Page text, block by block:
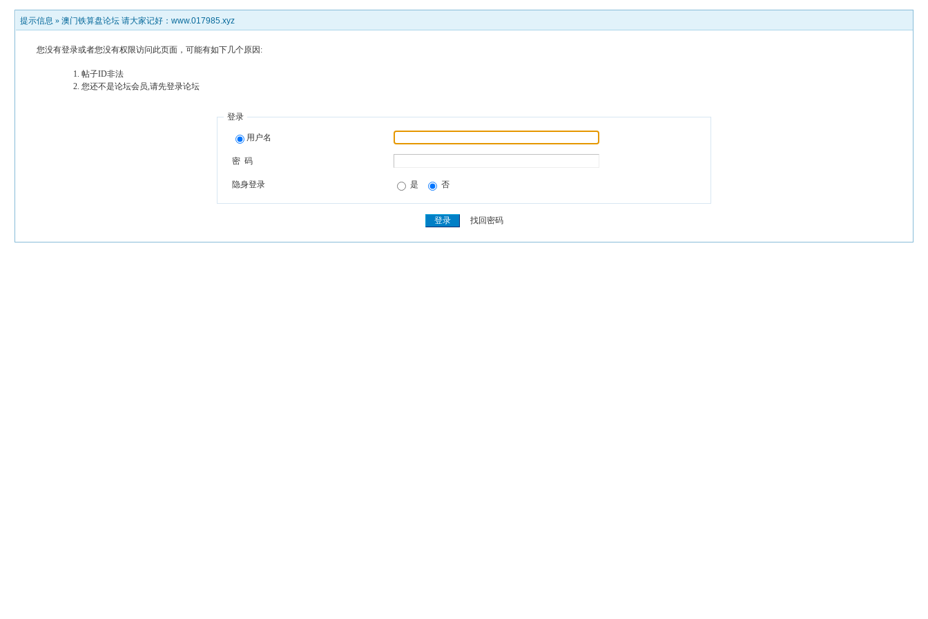
提示信息 » 澳门铁算盘论坛 请大家记好：www.017985.xyz
您没有登录或者您没有权限访问此页面，可能有如下几个原因:
帖子ID非法
您还不是论坛会员,请先登录论坛
登录
用户名
密 码
隐身登录 是 否
找回密码